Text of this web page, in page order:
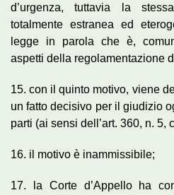
d’urgenza, tuttavia la
totalmente estranea ed
legge in parola che è,
aspetti della regolamentazione
15. con il quinto motivo, viene
un fatto decisivo per il giudizio
parti (ai sensi dell’art. 360, n. 5,
16. il motivo è inammissibile;
17. la Corte d’Appello ha